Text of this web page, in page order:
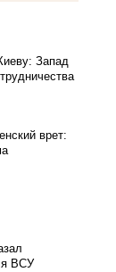
Запад
врет:
ВСУ